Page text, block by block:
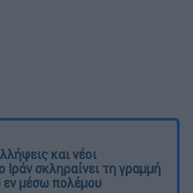
και νέοι
Ιράν σκληραίνει τη γραμμή
εν μέσω πολέμου